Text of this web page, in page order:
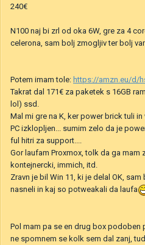
240€
N100 naj bi zrl od oka 6W, gre za 4
celerona, sam bolj zmogljiv ter bolj
Potem imam tole: https://amzn.eu/d/
Takrat dal 171€ za paketek s 16GB
lol) ssd.
Mal mi gre na K, ker power brick tuli
PC izklopljen... sumim zelo da je
ful hitri za support....
Gor laufam Proxmox, tolk da ga mam
kontejnercki, immich, itd.
Zravn je bil Win 11, ki je delal OK,
nasneli in kaj so potweakali da laufa
Pol mam pa se en drug box podoben
ne spomnem se kolk sem dal zanj,